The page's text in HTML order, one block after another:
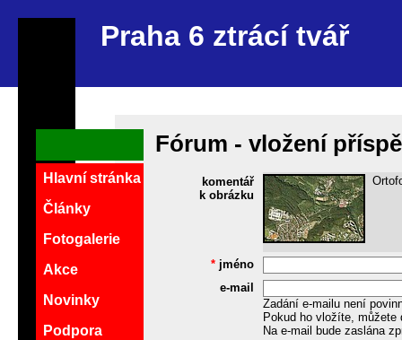
Praha 6 ztrácí tvář
Fórum - vložení
komentář
k obrázku
* jméno
e-mail
Zadání e-mailu není
Pokud ho vložíte,
Na e-mail bude zaslána
Hlavní stránka
Články
Fotogalerie
Akce
Novinky
Podpora